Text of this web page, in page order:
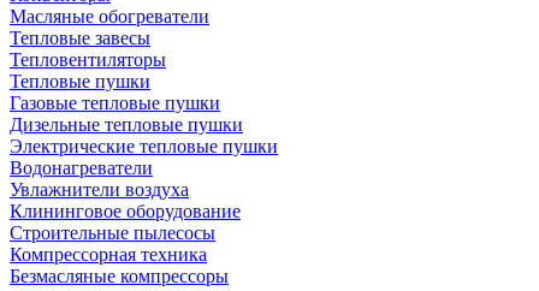
Масляные обогреватели
Тепловые завесы
Тепловентиляторы
Тепловые пушки
Газовые тепловые пушки
Дизельные тепловые пушки
Электрические тепловые пушки
Водонагреватели
Увлажнители воздуха
Клининговое оборудование
Строительные пылесосы
Компрессорная техника
Безмасляные компрессоры